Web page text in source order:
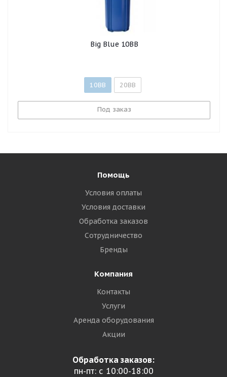
Big Blue 10BB
10BB 20BB
Под заказ
Помощь
Условия оплаты
Условия доставки
Обработка заказов
Сотрудничество
Бренды
Компания
Контакты
Услуги
Аренда оборудования
Акции
Обработка заказов:
пн-пт: с 10:00-18:00